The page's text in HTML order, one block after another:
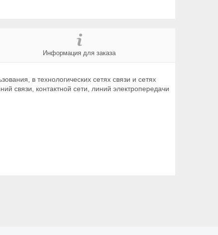
Информация для заказа
в технологических сетях связи и сетях
связи, контактной сети, линий электропередачи